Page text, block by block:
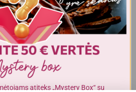
amžių
tik asmenys, kuriems yra
kaip 20 metų
atiteks „Mystery Box“ su